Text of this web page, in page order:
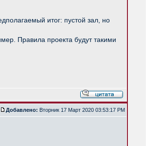
итог: пустой зал, но
Правила проекта будут такими
Добавлено: Вторник 17 Март 2020 03:53:17 PM